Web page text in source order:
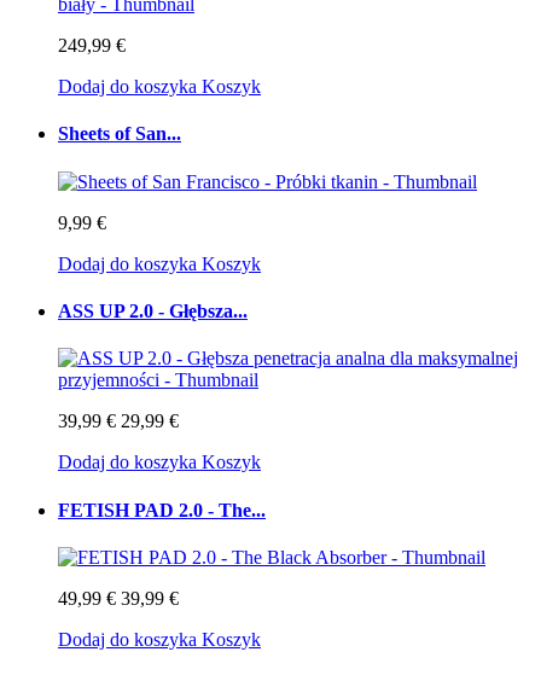
249,99 €
Dodaj do koszyka Koszyk
Sheets of San...
9,99 €
Dodaj do koszyka Koszyk
ASS UP 2.0 - Głębsza...
39,99 € 29,99 €
Dodaj do koszyka Koszyk
FETISH PAD 2.0 - The...
49,99 € 39,99 €
Dodaj do koszyka Koszyk